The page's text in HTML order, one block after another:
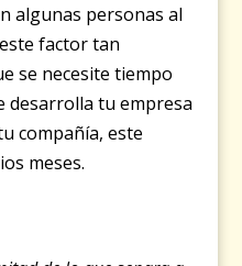
algunas personas al
factor tan
se necesite tiempo
desarrolla tu empresa
compañía, este
meses.